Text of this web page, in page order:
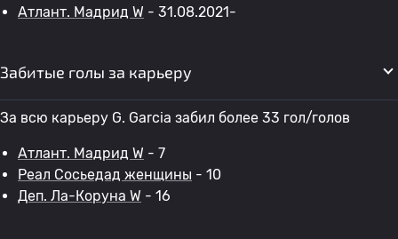
Атлант. Мадрид W - 31.08.2021-
Забитые голы за карьеру
За всю карьеру G. Garcia забил более 33 гол/голов
Атлант. Мадрид W - 7
Реал Сосьедад женщины - 10
Деп. Ла-Коруна W - 16